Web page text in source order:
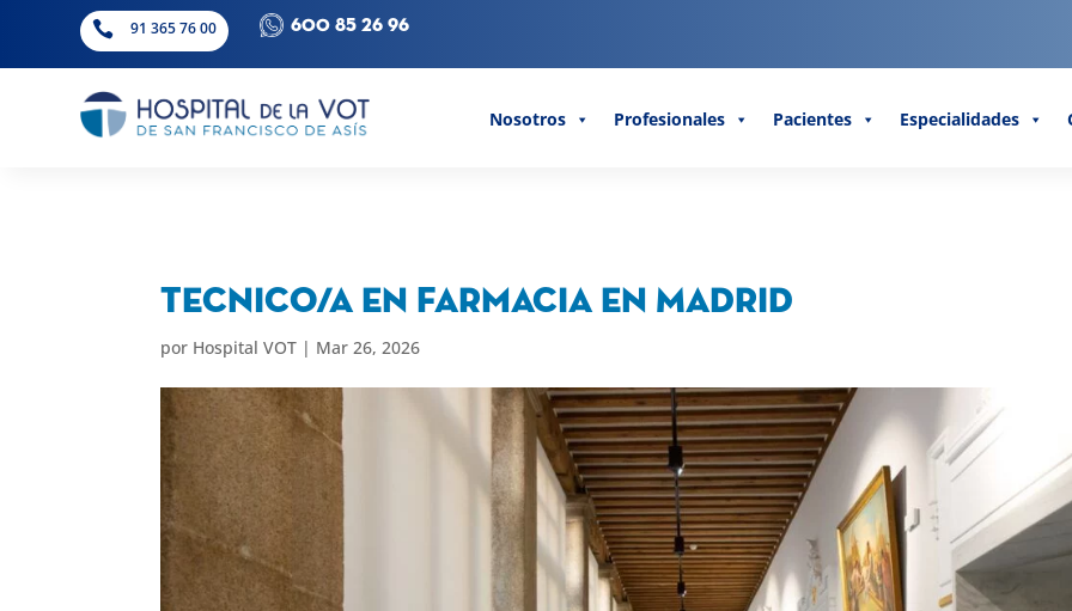
 91 365 76 00 600 85 26 96
Nosotros Profesionales Pacientes Especialidades
Tecnico/a en Farmacia en Madrid
por Hospital VOT | Mar 26, 2026